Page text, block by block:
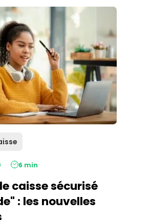
6 min
caisse sécurisé
: les nouvelles